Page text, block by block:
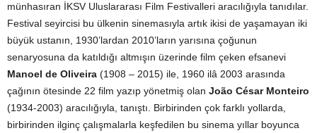
münhasıran İKSV Uluslararası Film Festivalleri aracılığıyla tanıdılar.
Festival seyircisi bu ülkenin sinemasıyla artık ikisi de yaşamayan iki
büyük ustanın, 1930’lardan 2010’ların yarısına çoğunun
senaryosuna da katıldığı altmışın üzerinde film çeken efsanevi
Manoel de Oliveira (1908 – 2015) ile, 1960 ilâ 2003 arasında
çağının ötesinde 22 film yazıp yönetmiş olan João César Monteiro
(1934-2003) aracılığıyla, tanıştı. Birbirinden çok farklı yollarda,
birbirinden ilginç çalışmalarla keşfedilen bu sinema yıllar boyunca